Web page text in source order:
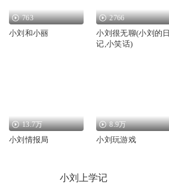
763
小刘和小丽
2766
小刘很无聊(小刘的日
记,小笑话)
13.7万
小刘情报局
8.9万
小刘玩游戏
小刘上学记